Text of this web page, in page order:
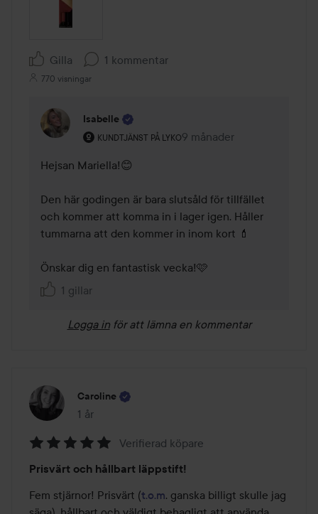
Gilla 1 kommentar
770 visningar
Isabelle
KUNDTJÄNST PÅ LYKO
Användarens roll: Kundtjänst på Lyko.
9 månader
Kommentaren lades 9
Hejsan Mariella!😊
Den här godingen är bara slutsåld för tillfället
och kommer att komma in i lager igen. Håller
tummarna att den kommer in inom kort 💄
Önskar dig en fantastisk vecka!🩷
1 gillar
Logga in för att lämna en kommentar
Caroline
1 år
Inlägget skapades 1 år
5
av
5
Verifierad köpare
Prisvärt och hållbart läppstift!
Fem stjärnor! Prisvärt (t.o.m. ganska billigt skulle jag